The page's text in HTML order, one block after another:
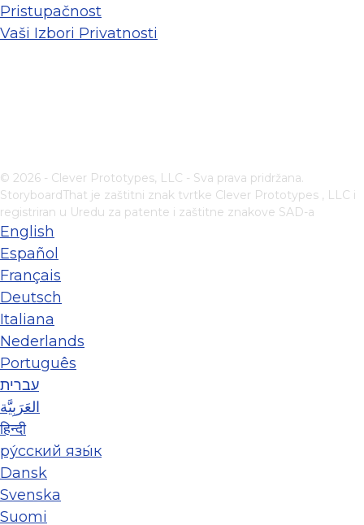
Pristupačnost
Vaši Izbori Privatnosti
© 2026 - Clever Prototypes, LLC - Sva prava pridržana.
StoryboardThat je zaštitni znak tvrtke Clever Prototypes , LLC i
registriran u Uredu za patente i zaštitne znakove SAD-a
English
Español
Français
Deutsch
Italiana
Nederlands
Português
עברית
العَرَبِيَّة
हिन्दी
ру́сский язы́к
Dansk
Svenska
Suomi